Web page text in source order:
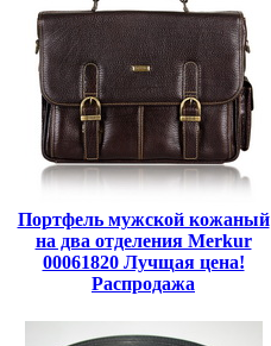
Портфель мужской кожаный
на два отделения Merkur
00061820 Лучщая цена!
Распродажа